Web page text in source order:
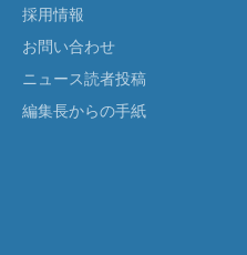
採用情報
お問い合わせ
ニュース読者投稿
編集長からの手紙